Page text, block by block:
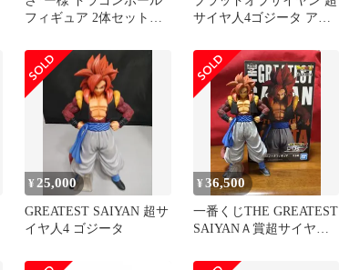
フィギュア 2体セット
ヤ人4
サイヤ人4ゴジータ アク
¥25,000
GREATEST SAIYAN 超サ
イヤ人4 ゴジータ
¥36,500
一番くじTHE GREATEST
SAIYANＡ賞超サイヤ人4